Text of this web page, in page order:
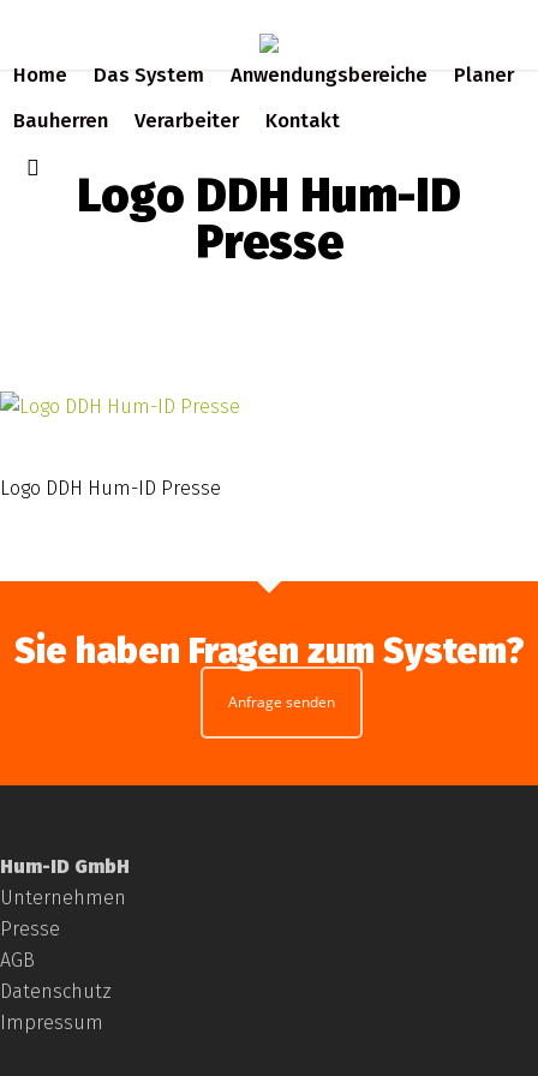
main
content
Home Das System Anwendungsbereiche
Planer
Bauherren
Verarbeiter Kontakt
search
Logo DDH Hum-ID
Presse
Logo DDH Hum-ID Presse
Sie haben Fragen zum System?
Anfrage senden
Hum-ID GmbH
Unternehmen
Presse
AGB
Datenschutz
Impressum